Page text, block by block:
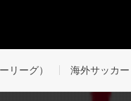
リーグ） 海外サッカー